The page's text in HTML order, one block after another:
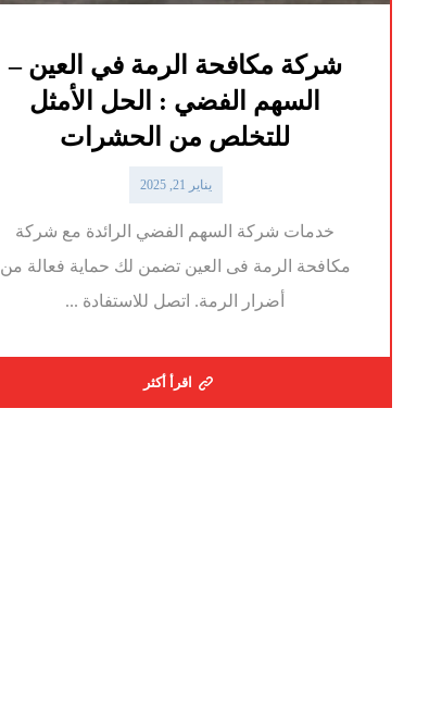
شركة مكافحة الرمة في العين –
السهم الفضي : الحل الأمثل
للتخلص من الحشرات
يناير 21, 2025
خدمات شركة السهم الفضي الرائدة مع شركة
مكافحة الرمة فى العين تضمن لك حماية فعالة من
أضرار الرمة. اتصل للاستفادة ...
اقرأ أكثر